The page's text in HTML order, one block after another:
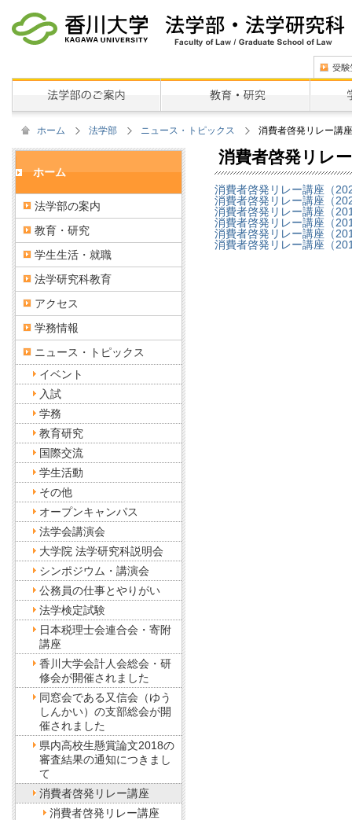
ホーム 法学部 ニュース・トピックス 消費者啓発リレー講座
消費者啓発リレ
消費者啓発リレー講座（
消費者啓発リレー講座（
消費者啓発リレー講座（
消費者啓発リレー講座（
消費者啓発リレー講座（
消費者啓発リレー講座（
ホーム
法学部の案内
教育・研究
学生生活・就職
法学研究科教育
アクセス
学務情報
ニュース・トピックス
イベント
入試
学務
教育研究
国際交流
学生活動
その他
オープンキャンパス
法学会講演会
大学院 法学研究科説明会
シンポジウム・講演会
公務員の仕事とやりがい
法学検定試験
日本税理士会連合会・寄附
講座
香川大学会計人会総会・研
修会が開催されました
同窓会である又信会（ゆう
しんかい）の支部総会が開
催されました
県内高校生懸賞論文2018の
審査結果の通知につきまし
て
消費者啓発リレー講座
消費者啓発リレー講座